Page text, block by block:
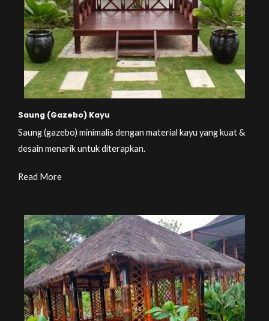
Saung (Gazebo) Kayu
Saung (gazebo) minimalis dengan material kayu yang kuat &
desain menarik untuk diterapkan.
Read More